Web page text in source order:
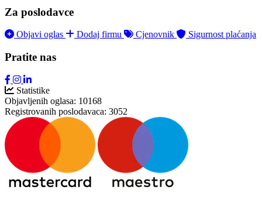
Za poslodavce
Objavi oglas Dodaj firmu Cjenovnik Sigurnost plaćanja
Pratite nas
Statistike
Objavljenih oglasa: 10168
Registrovanih poslodavaca: 3052